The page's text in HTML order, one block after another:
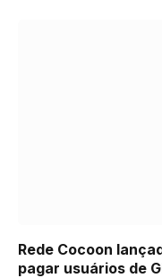
Rede Cocoon
pagar usuários de